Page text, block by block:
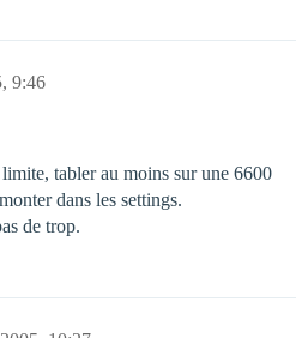
9:46
tabler au moins sur une 6600
dans les settings.
de trop.